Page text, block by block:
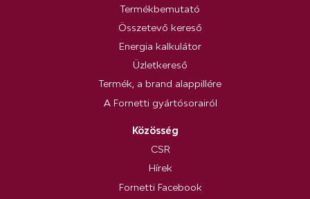
Termékbemutató
Összetevő kereső
Energia kalkulátor
Üzletkereső
Termék, a brand alappillére
A Fornetti gyártósorairól
Közösség
CSR
Hírek
Fornetti Facebook